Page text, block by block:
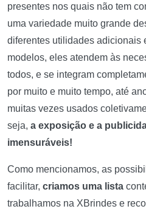
presentes nos quais não tem
uma variedade muito grande
diferentes utilidades adicionais
modelos, eles atendem às
todos, e se integram
por muito e muito tempo, até
muitas vezes usados
seja, a exposição e a
imensuráveis!
Como mencionamos, as
facilitar, criamos uma lista
trabalhamos na XBrindes e